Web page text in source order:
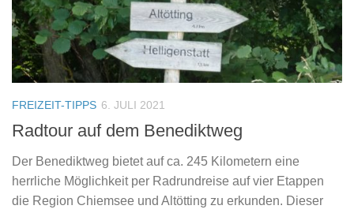
FREIZEIT-TIPPS 6. JULI 2021
Radtour auf dem Benediktweg
Der Benediktweg bietet auf ca. 245 Kilometern eine
herrliche Möglichkeit per Radrundreise auf vier Etappen
die Region Chiemsee und Altötting zu erkunden. Dieser